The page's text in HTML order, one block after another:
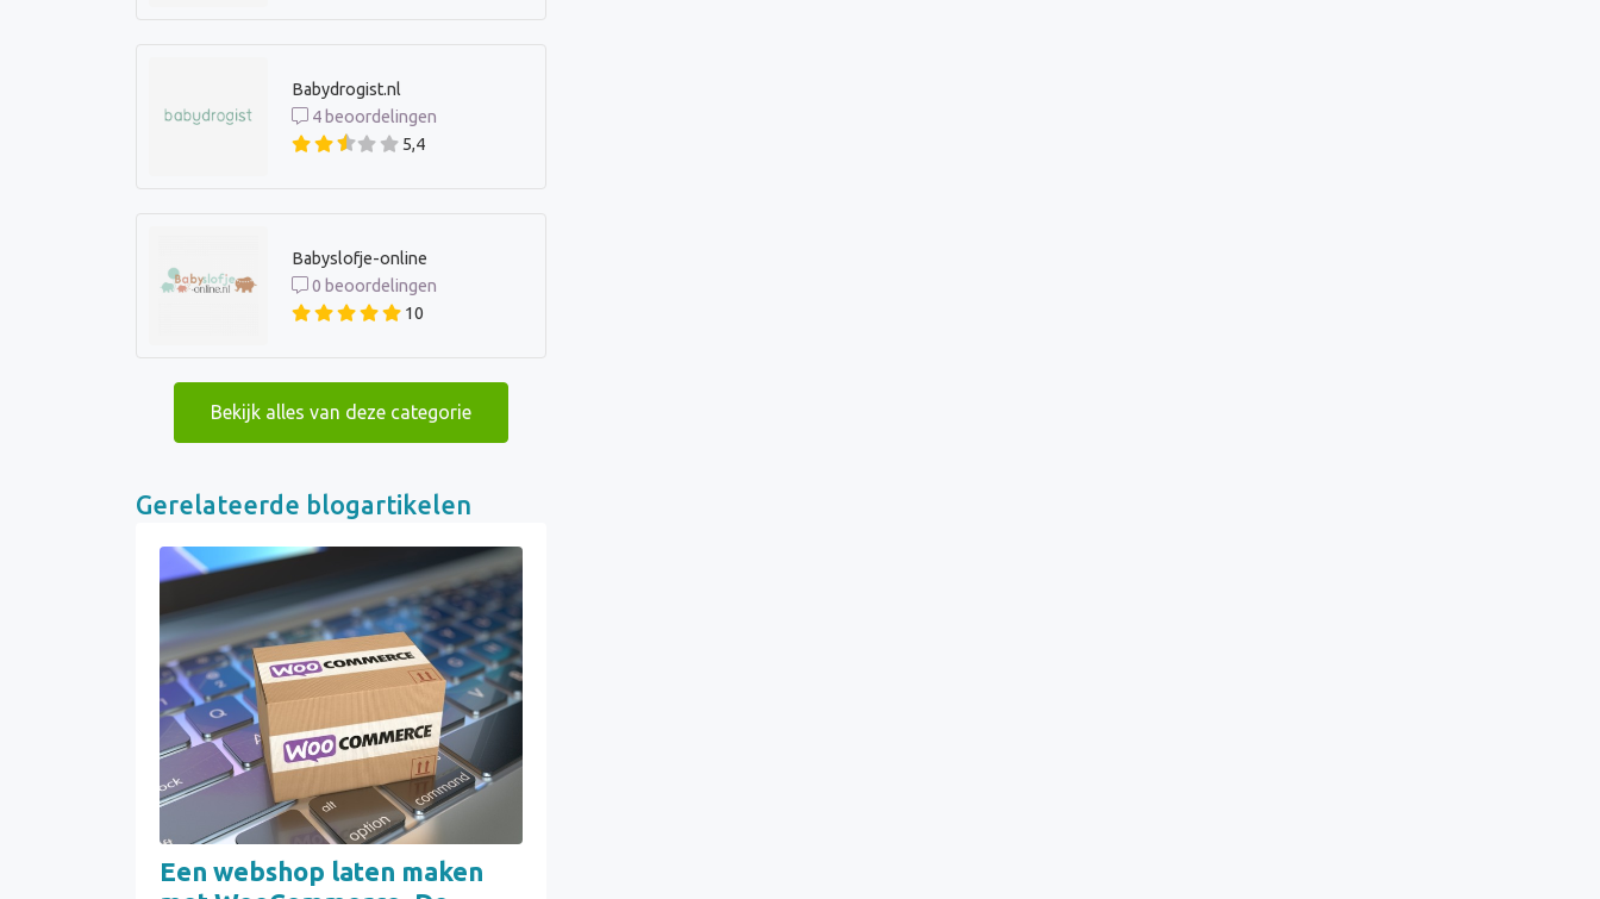
Babydrogist.nl
4 beoordelingen
5,4
Babyslofje-online
0 beoordelingen
10
Bekijk alles van deze categorie
Gerelateerde blogartikelen
Een webshop laten maken